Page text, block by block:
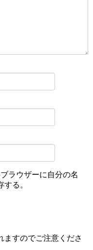
ラウザーに自分の名
る。
ますのでご注意くださ